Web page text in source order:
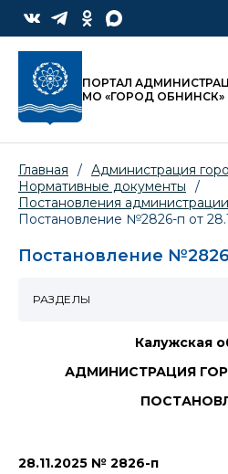
ПОРТАЛ
МО «ГОРОД ОБНИНСК»
Главная / Администрация
Нормативные документы
/
Постановления администрации
Постановление №2826-п от
Постановление
Калужская
АДМИНИСТРАЦИЯ
28.11.2025 № 2826-п
РАЗДЕЛЫ